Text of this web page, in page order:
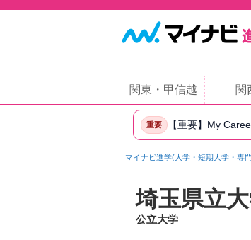
関東・甲信越 関
重要 【重要】My
マイナビ進学(大学・短期大学・専
埼玉県立
公立大学